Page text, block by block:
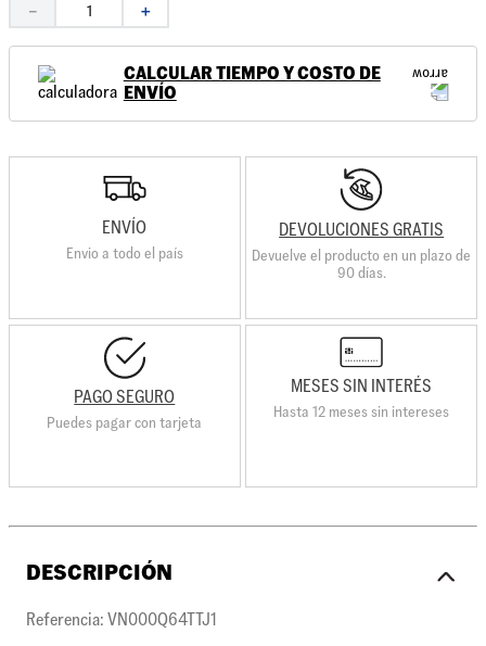
＋
－
CALCULAR TIEMPO Y COSTO DE
ENVÍO
ENVÍO
Envio a todo el país
DEVOLUCIONES GRATIS
Devuelve el producto en un plazo de
90 días.
PAGO SEGURO
Puedes pagar con tarjeta
MESES SIN INTERÉS
Hasta 12 meses sin intereses
DESCRIPCIÓN
Referencia: VN000Q64TTJ1